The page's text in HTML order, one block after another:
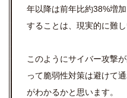
年以降は前年比約38%増
することは、現実的に難
このようにサイバー攻撃
って脆弱性対策は避けて
がわかるかと思います。